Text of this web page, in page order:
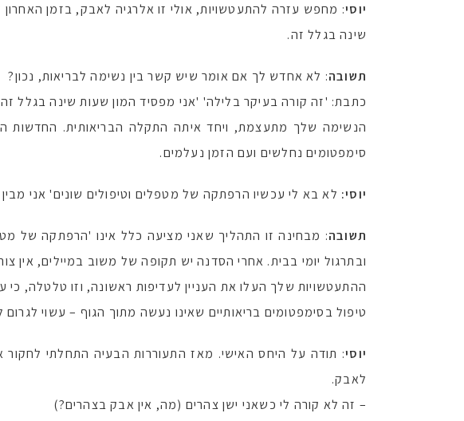
יוסי: מחפש עזרה להתעטשויות, אולי זו אלרגיה לאבק, בזמן
שינה בגלל זה.
תשובה: לא אחדש לך אם אומר שיש קשר בין נשימה לבריאות, נכון?
כתבת: 'זה קורה בעיקר בלילה' 'אני מפסיד המון שעות שינה בגלל
הנשימה שלך מתעצמת, ויחד איתה התקלה הבריאותית. החדשות
סימפטומים נחלשים ועם הזמן נעלמים.
יוסי: לא בא לי עכשיו הרפתקה של מטפלים וטיפולים שונים' אני
תשובה: מבחינה זו התהליך שאני מציעה כלל אינו 'הרפתקה של
ובתרגול יומי בבית. אחרי הסדנה יש תקופה של משוב במיילים, אין
ההתעטשויות שלך העלו את העניין לעדיפות ראשונה, וזו טלטלה,
טיפול בסימפטומים בריאותיים שאינו נעשה מתוך הגוף – עשוי
יוסי: תודה על היחס האישי. מאז התעוררות הבעיה התחלתי
לאבק.
– זה לא קורה לי כשאני ישן צהרים (מה, אין אבק בצהרים?)